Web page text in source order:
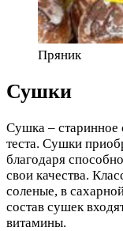
Пряник
Сушки
Сушка – старинное
теста. Сушки
благодаря
свои качества.
соленые, в
состав сушек
витамины.